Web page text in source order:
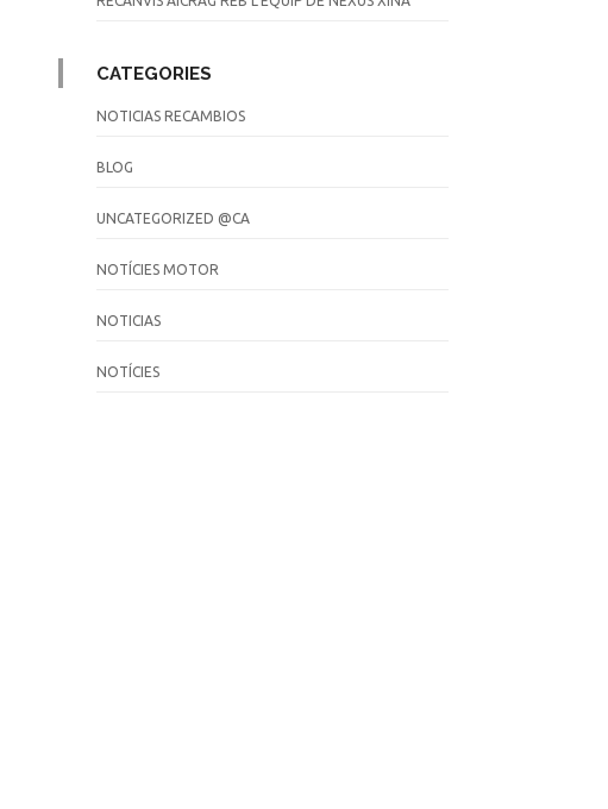
CATEGORIES
NOTICIAS RECAMBIOS
BLOG
UNCATEGORIZED @CA
NOTÍCIES MOTOR
NOTICIAS
NOTÍCIES